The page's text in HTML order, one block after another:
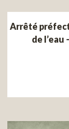
Arrêté
de l’eau